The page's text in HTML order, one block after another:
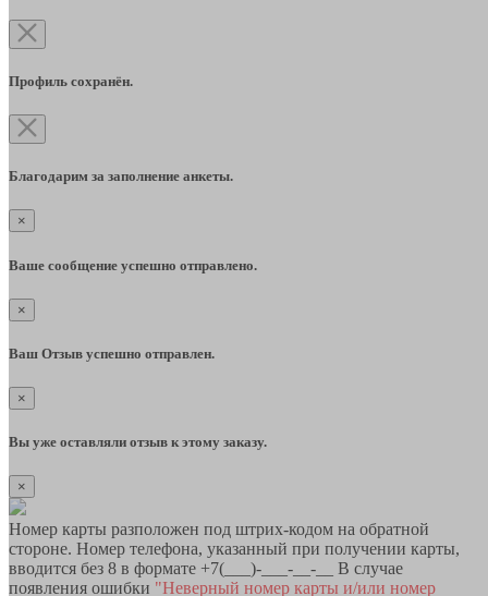
Профиль сохранён.
Благодарим за заполнение анкеты.
×
Ваше сообщение успешно отправлено.
×
Ваш Отзыв успешно отправлен.
×
Вы уже оставляли отзыв к этому заказу.
×
Номер карты разположен под штрих-кодом на обратной
стороне. Номер телефона, указанный при получении карты,
вводится без 8 в формате +7(___)-___-__-__ В случае
появления ошибки "Неверный номер карты и/или номер